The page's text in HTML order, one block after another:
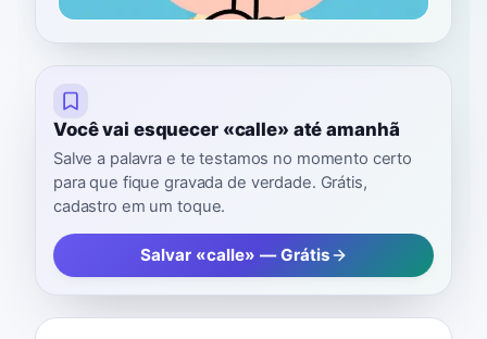
Você vai esquecer «calle» até amanhã
Salve a palavra e te testamos no momento certo
para que fique gravada de verdade. Grátis,
cadastro em um toque.
Salvar «calle» — Grátis